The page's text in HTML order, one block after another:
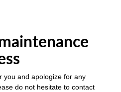
you and apologize for any
do not hesitate to contact